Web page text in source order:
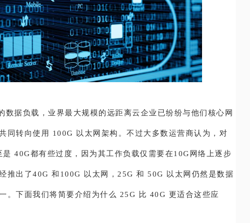
数据负载，业界最大规模的远距离云企业已纷纷与他们核心网
同转向使用 100G 以太网架构。不过大多数运营商认为，对
是 40G都有些过度，因为其工作负载仅需要在10G网络上逐步
推出了40G 和100G 以太网，25G 和 50G 以太网仍然是数据
。下面我们将简要介绍为什么 25G 比 40G 更适合这些应